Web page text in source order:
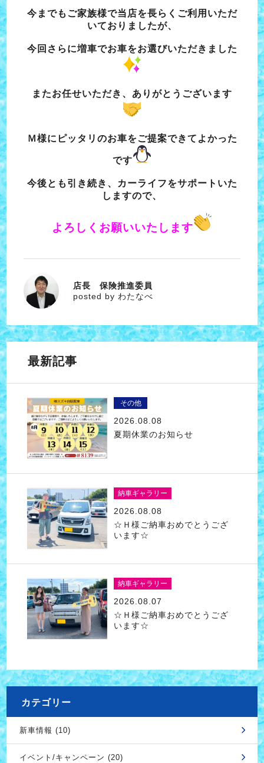
今までもご家族様で当店を長らくご利用いただ
いておりましたが、
今回さらに増車でお車をお選びいただきました
またお任せいただき、ありがとうございます
Ｍ様にピッタリのお車をご提案できてよかった
です
今後とも引き続き、カーライフをサポートいた
しますので、
よろしくお願いいたします
わたなべ
店長 保険推進委員
posted by わたなべ
最新記事
その他
2026.08.08
夏期休業のお知らせ
納車ギャラリー
2026.08.08
☆Ｈ様ご納車おめでとうござ
います☆
納車ギャラリー
2026.08.07
☆Ｈ様ご納車おめでとうござ
います☆
カテゴリー
新車情報 (10)
イベント/キャンペーン (20)